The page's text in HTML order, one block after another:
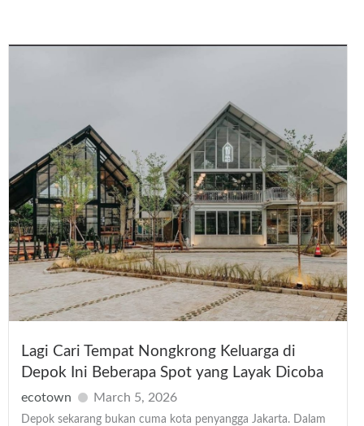
Lagi Cari Tempat Nongkrong Keluarga di
Depok Ini Beberapa Spot yang Layak Dicoba
ecotown March 5, 2026
Depok sekarang bukan cuma kota penyangga Jakarta. Dalam